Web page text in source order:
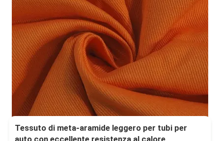
Tessuto di meta-aramide leggero per tubi per